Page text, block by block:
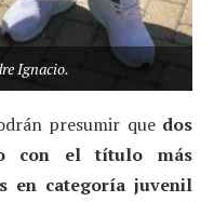
Ignacio.
presumir que dos
con el título más
en categoría juvenil